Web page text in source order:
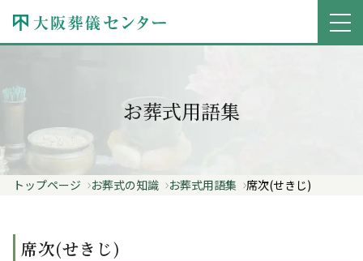
お葬式用語集
トップページ お葬式の知識 お葬式用語集 席次(せきじ)
席次(せきじ)